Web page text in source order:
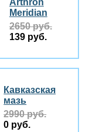
Meridian
2650 руб.
139 руб.
Кавказская
мазь
2990 руб.
0 руб.